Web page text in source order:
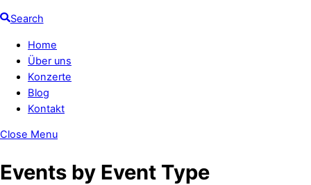
Search
Home
Über uns
Konzerte
Blog
Kontakt
Close Menu
Events by Event Type